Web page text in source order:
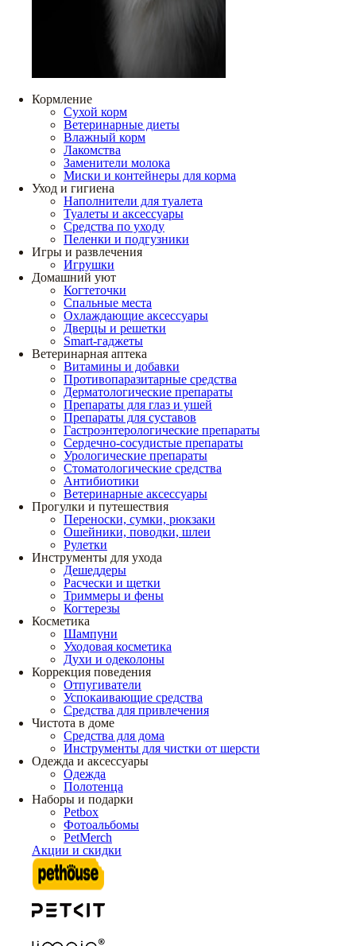
Кормление
Сухой корм
Ветеринарные диеты
Влажный корм
Лакомства
Заменители молока
Миски и контейнеры для корма
Уход и гигиена
Наполнители для туалета
Туалеты и аксессуары
Средства по уходу
Пеленки и подгузники
Игры и развлечения
Игрушки
Домашний уют
Когтеточки
Спальные места
Охлаждающие аксессуары
Дверцы и решетки
Smart-гаджеты
Ветеринарная аптека
Витамины и добавки
Противопаразитарные средства
Дерматологические препараты
Препараты для глаз и ушей
Препараты для суставов
Гастроэнтерологические препараты
Сердечно-сосудистые препараты
Урологические препараты
Стоматологические средства
Антибиотики
Ветеринарные аксессуары
Прогулки и путешествия
Переноски, сумки, рюкзаки
Ошейники, поводки, шлеи
Рулетки
Инструменты для ухода
Дешеддеры
Расчески и щетки
Триммеры и фены
Когтерезы
Косметика
Шампуни
Уходовая косметика
Духи и одеколоны
Коррекция поведения
Отпугиватели
Успокаивающие средства
Средства для привлечения
Чистота в доме
Средства для дома
Инструменты для чистки от шерсти
Одежда и аксессуары
Одежда
Полотенца
Наборы и подарки
Petbox
Фотоальбомы
PetMerch
Акции и скидки